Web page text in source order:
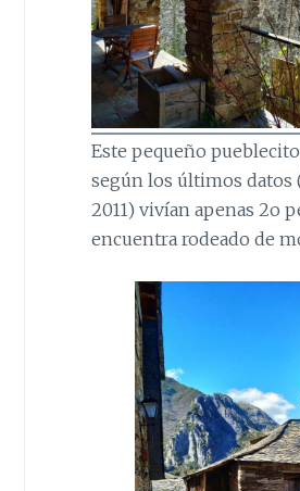
Este pequeño
según los últimos datos
2011) vivían apenas 2o
encuentra rodeado de